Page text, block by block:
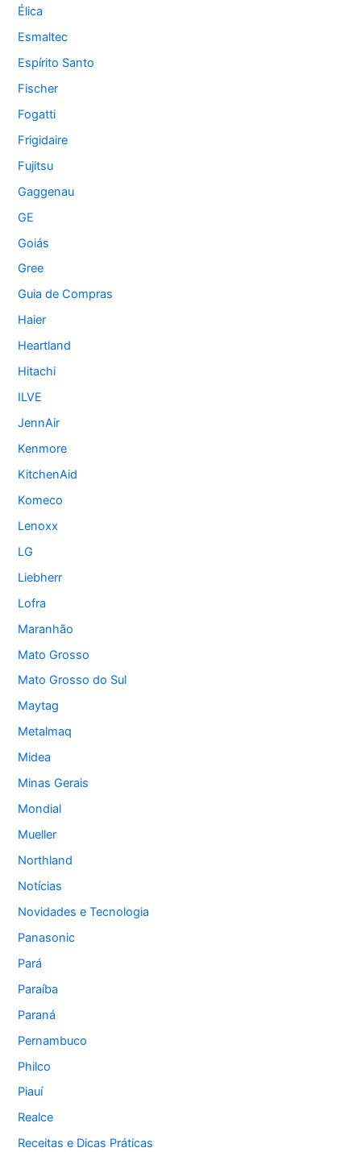
Élica
Esmaltec
Espírito Santo
Fischer
Fogatti
Frigidaire
Fujitsu
Gaggenau
GE
Goiás
Gree
Guia de Compras
Haier
Heartland
Hitachi
ILVE
JennAir
Kenmore
KitchenAid
Komeco
Lenoxx
LG
Liebherr
Lofra
Maranhão
Mato Grosso
Mato Grosso do Sul
Maytag
Metalmaq
Midea
Minas Gerais
Mondial
Mueller
Northland
Notícias
Novidades e Tecnologia
Panasonic
Pará
Paraíba
Paraná
Pernambuco
Philco
Piauí
Realce
Receitas e Dicas Práticas